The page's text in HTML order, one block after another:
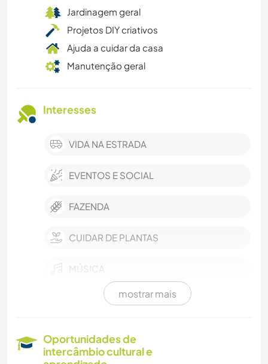
Jardinagem geral
Projetos DIY criativos
Ajuda a cuidar da casa
Manutenção geral
Interesses
VIDA NA ESTRADA
EVENTOS E SOCIAL
FAZENDA
CUIDAR DE PLANTAS
MÚSICA
CULINÁRIA E COMIDA
mostrar mais
Oportunidades de
intercâmbio cultural e